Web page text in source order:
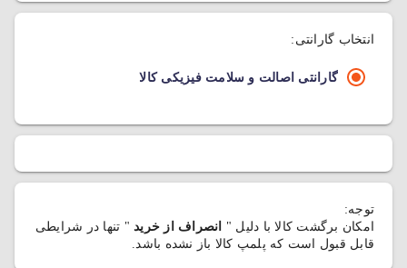
انتخاب گارانتی:
گارانتی اصالت و سلامت فیزیکی کالا
توجه:
امکان برگشت کالا با دلیل "
انصراف از خرید " تنها در شرایطی
قابل قبول است که پلمپ کالا باز نشده باشد.